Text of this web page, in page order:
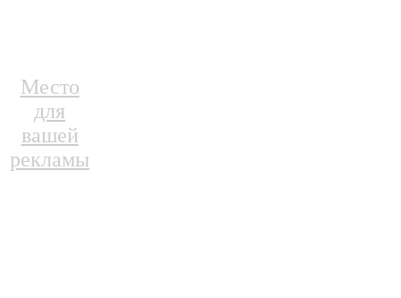
Место
для
вашей
рекламы